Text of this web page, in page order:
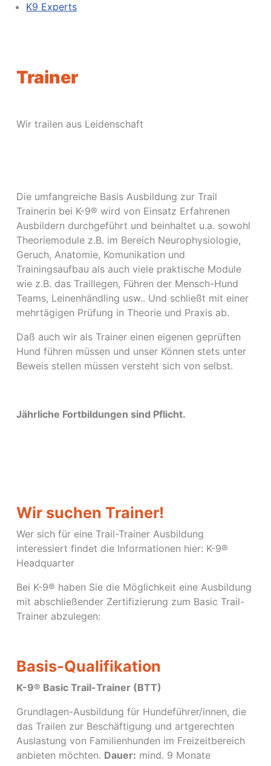
K9 Experts
Trainer
Wir trailen aus Leidenschaft
Die umfangreiche Basis Ausbildung zur Trail
Trainerin bei K-9® wird von Einsatz Erfahrenen
Ausbildern durchgeführt und beinhaltet u.a. sowohl
Theoriemodule z.B. im Bereich Neurophysiologie,
Geruch, Anatomie, Komunikation und
Trainingsaufbau als auch viele praktische Module
wie z.B. das Traillegen, Führen der Mensch-Hund
Teams, Leinenhändling usw.. Und schließt mit einer
mehrtägigen Prüfung in Theorie und Praxis ab.
Daß auch wir als Trainer einen eigenen geprüften
Hund führen müssen und unser Können stets unter
Beweis stellen müssen versteht sich von selbst.
Jährliche Fortbildungen sind Pflicht.
Wir suchen Trainer!
Wer sich für eine Trail-Trainer Ausbildung
interessiert findet die Informationen hier: K-9®
Headquarter
Bei K-9® haben Sie die Möglichkeit eine Ausbildung
mit abschließender Zertifizierung zum Basic Trail-
Trainer abzulegen:
Basis-Qualifikation
K-9® Basic Trail-Trainer (BTT)
Grundlagen-Ausbildung für Hundeführer/innen, die
das Trailen zur Beschäftigung und artgerechten
Auslastung von Familienhunden im Freizeitbereich
anbieten möchten. Dauer: mind. 9 Monate